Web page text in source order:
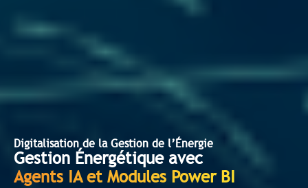
Digitalisation de la Gestion de l’Énergie
Gestion Énergétique avec
Agents IA et Modules Power BI